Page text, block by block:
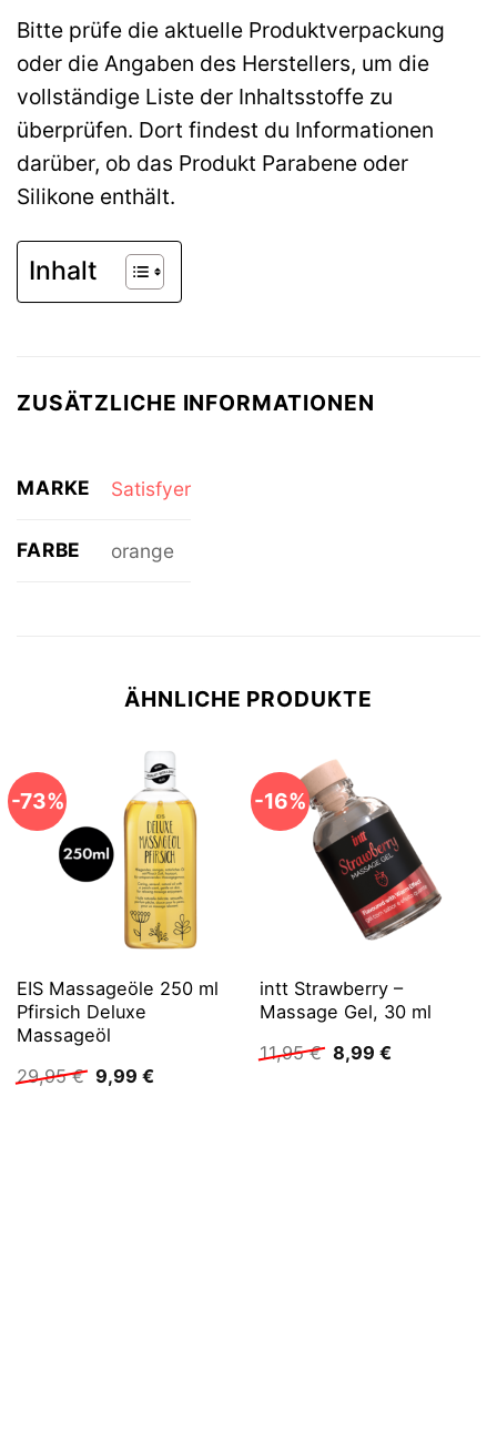
Bitte prüfe die aktuelle Produktverpackung
oder die Angaben des Herstellers, um die
vollständige Liste der Inhaltsstoffe zu
überprüfen. Dort findest du Informationen
darüber, ob das Produkt Parabene oder
Silikone enthält.
Inhalt
ZUSÄTZLICHE INFORMATIONEN
MARKE Satisfyer
FARBE orange
ÄHNLICHE PRODUKTE
-73%
EIS Massageöle 250 ml
Pfirsich Deluxe
Massageöl
29,95€ Ursprünglicher
Preis
9,99 €Aktueller
-16%
intt Strawberry –
Massage Gel, 30 ml
11,95€ Ursprünglicher
Preis
8,99 €Aktueller